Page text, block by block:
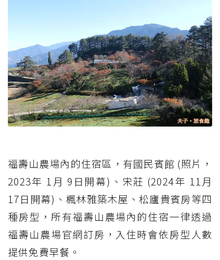
福壽山農場內的住宿區，有國民賓館 (照片，
2023年 1月 9日開幕)、宋莊 (2024年 11月
17日開幕)、楓林雅築木屋、松廬貴賓房等四
種房型，所有福壽山農場內的住宿一律透過
福壽山農場官網訂房，入住時會依房型人數
提供免費早餐。